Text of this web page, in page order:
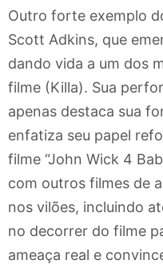
Outro forte exemplo
Scott Adkins, que
dando vida a um dos
filme (Killa). Sua
apenas destaca sua
enfatiza seu papel
filme “John Wick 4
com outros filmes de
nos vilões, incluindo
no decorrer do filme
ameaça real e